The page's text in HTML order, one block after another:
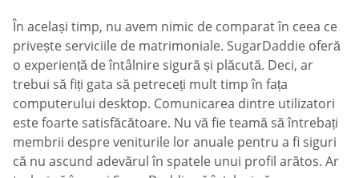
În același timp, nu avem nimic de comparat în ceea ce
privește serviciile de matrimoniale. SugarDaddie oferă
o experiență de întâlnire sigură și plăcută. Deci, ar
trebui să fiți gata să petreceți mult timp în fața
computerului desktop. Comunicarea dintre utilizatori
este foarte satisfăcătoare. Nu vă fie teamă să întrebați
membrii despre veniturile lor anuale pentru a fi siguri
că nu ascund adevărul în spatele unui profil arătos. Ar